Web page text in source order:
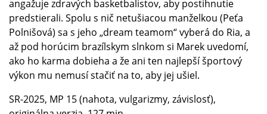
angažuje zdravých basketbalistov, aby postihnutie
predstierali. Spolu s nič netušiacou manželkou (Peťa
Polnišová) sa s jeho „dream teamom“ vyberá do Ria, a
až pod horúcim brazílskym slnkom si Marek uvedomí,
ako ho karma dobieha a že ani ten najlepší športový
výkon mu nemusí stačiť na to, aby jej ušiel.
SR-2025, MP 15 (nahota, vulgarizmy, závislosť),